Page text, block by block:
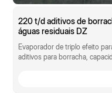
220 t/d aditivos de
águas residuais DZ
Evaporador de triplo efeito
aditivos para borracha,